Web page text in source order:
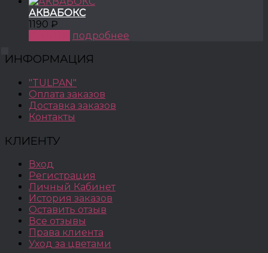
АКВАБОКС
1190 ₽
подробнее
ИНФОРМАЦИЯ
"TULPAN"
Оплата заказов
Доставка заказов
Контакты
КЛИЕНТУ
Вход
Регистрация
Личный Кабинет
История заказов
Оставить отзыв
Все отзывы
Права клиента
Уход за цветами